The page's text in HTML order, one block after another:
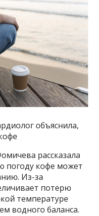
объяснила,
рассказала
погоду кофе может
Из-за
потерю
температуре
водного баланса.